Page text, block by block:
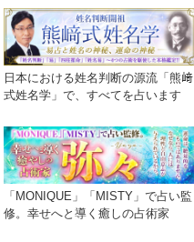
日本における姓名判断の源流「熊﨑
式姓名学」で、すべてを占います
「MONIQUE」「MISTY」で占い監
修。幸せへと導く癒しの占術家